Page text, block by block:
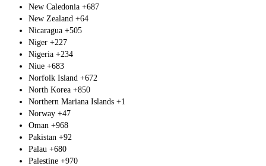
New Caledonia +687
New Zealand +64
Nicaragua +505
Niger +227
Nigeria +234
Niue +683
Norfolk Island +672
North Korea +850
Northern Mariana Islands +1
Norway +47
Oman +968
Pakistan +92
Palau +680
Palestine +970